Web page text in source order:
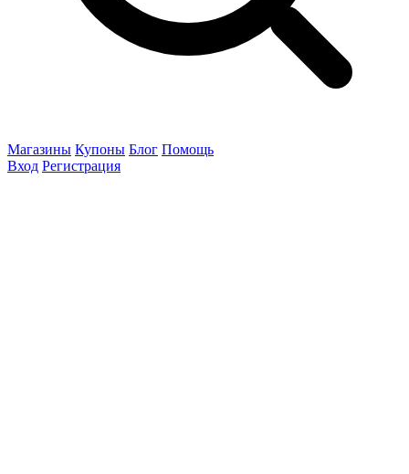
Магазины Купоны Блог Помощь
Вход Регистрация